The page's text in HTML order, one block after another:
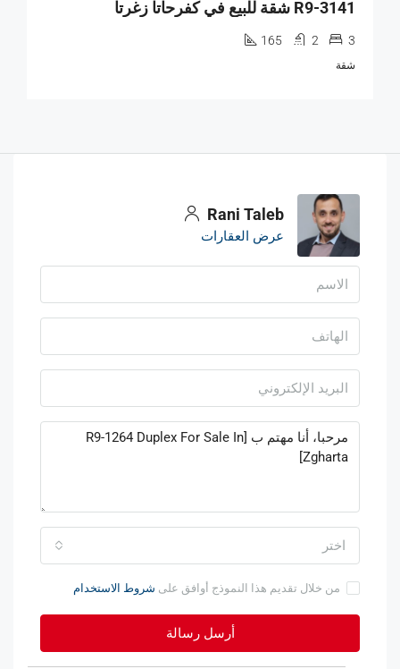
R9-3141 شقة للبيع في كفرحاتا زغرتا
3
2
165
شقة
Rani Taleb
عرض العقارات
اختر
من خلال تقديم هذا النموذج أوافق على شروط الاستخدام
أرسل رسالة